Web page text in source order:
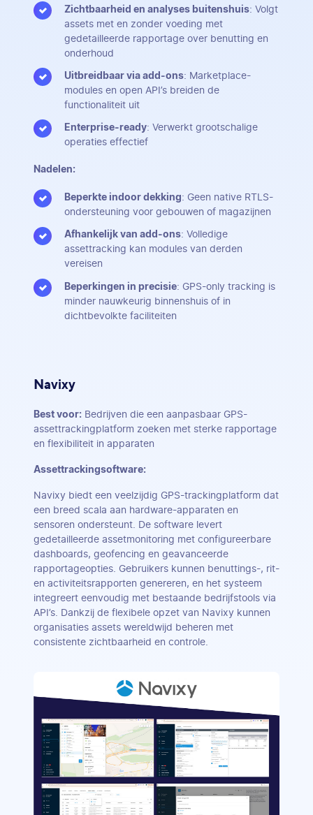
Zichtbaarheid en analyses buitenshuis: Volgt
assets met en zonder voeding met
gedetailleerde rapportage over benutting en
onderhoud
Uitbreidbaar via add-ons: Marketplace-
modules en open API’s breiden de
functionaliteit uit
Enterprise-ready: Verwerkt grootschalige
operaties effectief
Nadelen:
Beperkte indoor dekking: Geen native RTLS-
ondersteuning voor gebouwen of magazijnen
Afhankelijk van add-ons: Volledige
assettracking kan modules van derden
vereisen
Beperkingen in precisie: GPS-only tracking is
minder nauwkeurig binnenshuis of in
dichtbevolkte faciliteiten
Navixy
Best voor: Bedrijven die een aanpasbaar GPS-
assettrackingplatform zoeken met sterke rapportage
en flexibiliteit in apparaten
Assettrackingsoftware:
Navixy biedt een veelzijdig GPS-trackingplatform dat
een breed scala aan hardware-apparaten en
sensoren ondersteunt. De software levert
gedetailleerde assetmonitoring met configureerbare
dashboards, geofencing en geavanceerde
rapportageopties. Gebruikers kunnen benuttings-, rit-
en activiteitsrapporten genereren, en het systeem
integreert eenvoudig met bestaande bedrijfstools via
API’s. Dankzij de flexibele opzet van Navixy kunnen
organisaties assets wereldwijd beheren met
consistente zichtbaarheid en controle.